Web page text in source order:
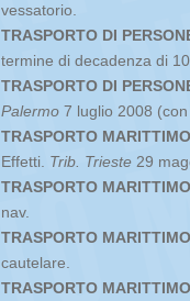
vessatorio.
TRASPORTO DI
termine di decadenza di
TRASPORTO DI
Palermo 7 luglio 2008
TRASPORTO MARITTIMO
Effetti. Trib. Trieste 29
TRASPORTO MARITTIMO
nav.
TRASPORTO MARITTIMO
cautelare.
TRASPORTO MARITTIMO